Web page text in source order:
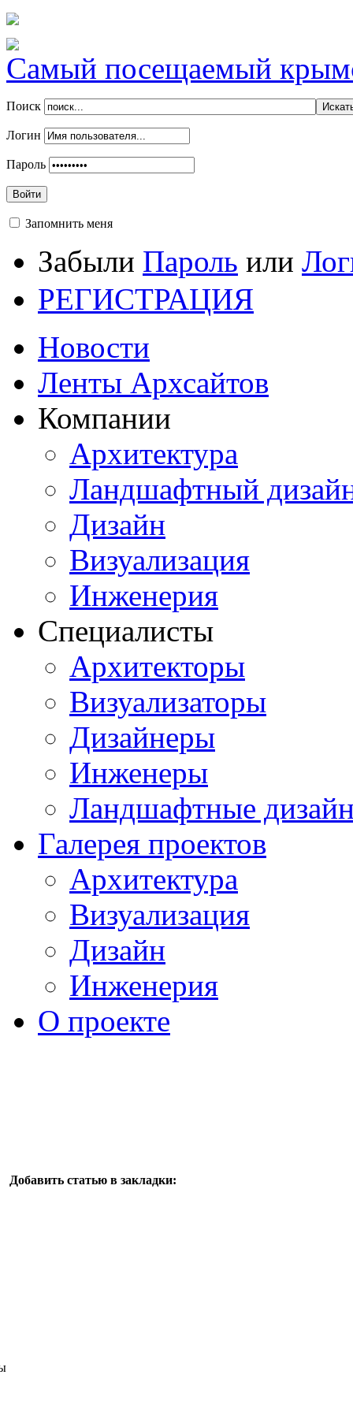
Самый посещаемый
Поиск
Логин
Пароль
Войти
Запомнить меня
Забыли Пароль или
РЕГИСТРАЦИЯ
Новости
Ленты Архсайтов
Компании
Архитектура
Ландшафтный
Дизайн
Визуализация
Инженерия
Специалисты
Архитекторы
Визуализаторы
Дизайнеры
Инженеры
Ландшафтные
Галерея проектов
Архитектура
Визуализация
Дизайн
Инженерия
О проекте
Добавить статью в закладки: